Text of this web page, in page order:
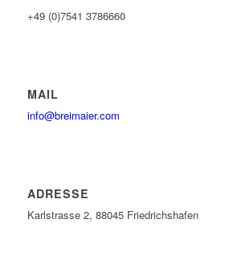
+49 (0)7541 3786660
MAIL
info@breimaier.com
ADRESSE
Karlstrasse 2, 88045 Friedrichshafen